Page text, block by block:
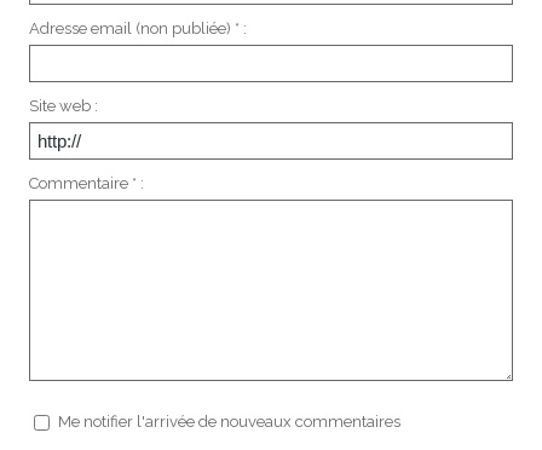
Adresse email (non publiée) * :
Site web :
Commentaire * :
Me notifier l'arrivée de nouveaux commentaires